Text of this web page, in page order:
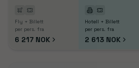
Fly + Billett
per pers. fra
6 217 NOK
Hotell + Billett
per pers. fra
2 613 NOK